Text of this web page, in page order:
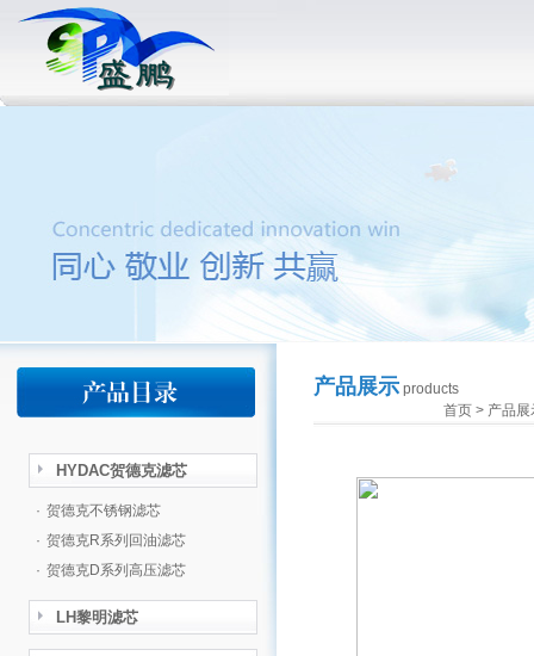
HYDAC贺德克滤芯
· 贺德克不锈钢滤芯
· 贺德克R系列回油滤芯
· 贺德克D系列高压滤芯
LH黎明滤芯
产品展示products
首页> 产品展